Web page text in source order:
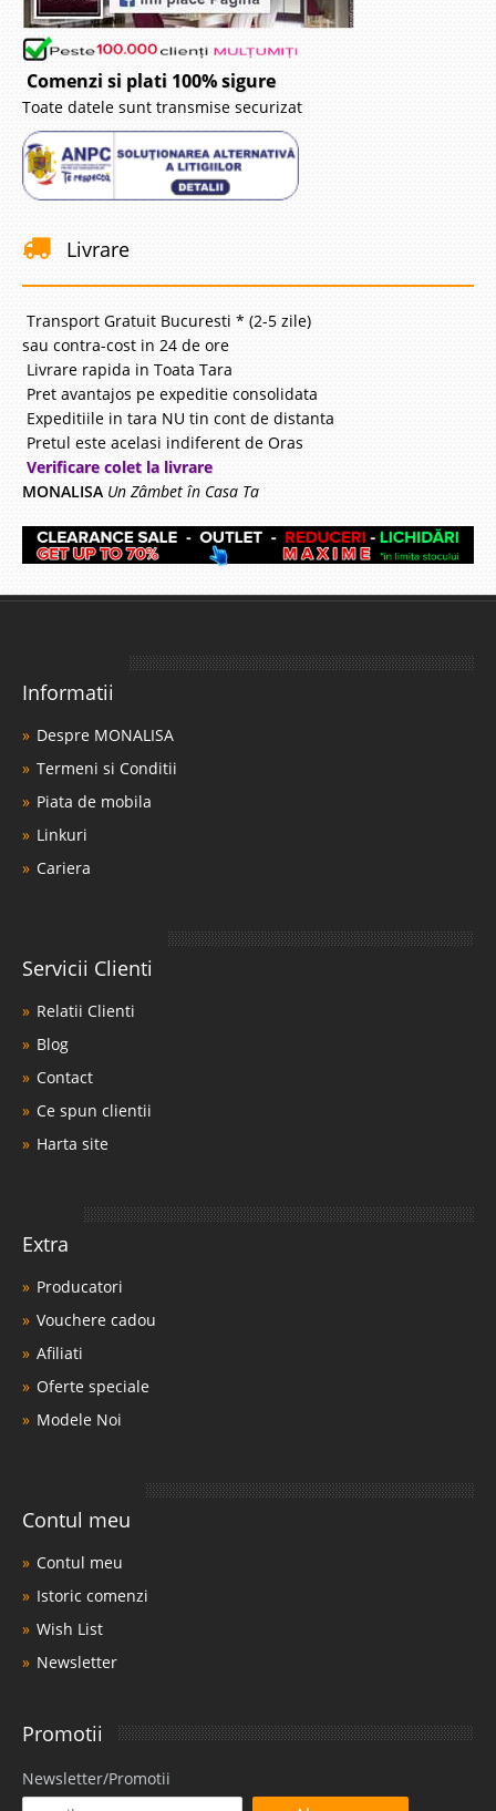
Comenzi si plati 100% sigure
Toate datele sunt transmise securizat
Livrare
Transport Gratuit Bucuresti * (2-5 zile)
sau contra-cost in 24 de ore
Livrare rapida in Toata Tara
Pret avantajos pe expeditie consolidata
Expeditiile in tara NU tin cont de distanta
Pretul este acelasi indiferent de Oras
Verificare colet la livrare
MONALISA Un Zâmbet în Casa Ta
Informatii
Despre MONALISA
Termeni si Conditii
Piata de mobila
Linkuri
Cariera
Servicii Clienti
Relatii Clienti
Blog
Contact
Ce spun clientii
Harta site
Extra
Producatori
Vouchere cadou
Afiliati
Oferte speciale
Modele Noi
Contul meu
Contul meu
Istoric comenzi
Wish List
Newsletter
Promotii
Newsletter/Promotii